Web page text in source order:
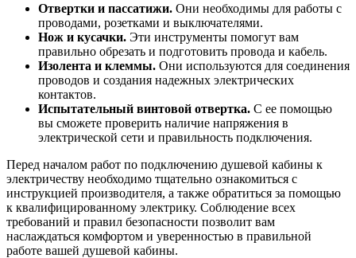
Отвертки и пассатижи. Они необходимы для работы с
проводами, розетками и выключателями.
Нож и кусачки. Эти инструменты помогут вам
правильно обрезать и подготовить провода и кабель.
Изолента и клеммы. Они используются для соединения
проводов и создания надежных электрических
контактов.
Испытательный винтовой отвертка. С ее помощью
вы сможете проверить наличие напряжения в
электрической сети и правильность подключения.
Перед началом работ по подключению душевой кабины к
электричеству необходимо тщательно ознакомиться с
инструкцией производителя, а также обратиться за помощью
к квалифицированному электрику. Соблюдение всех
требований и правил безопасности позволит вам
наслаждаться комфортом и уверенностью в правильной
работе вашей душевой кабины.